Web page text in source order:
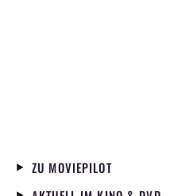
ZU MOVIEPILOT